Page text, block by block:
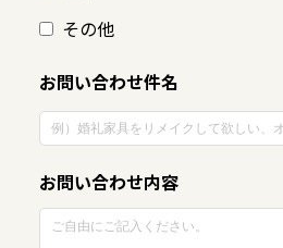
その他
お問い合わせ件名
お問い合わせ内容